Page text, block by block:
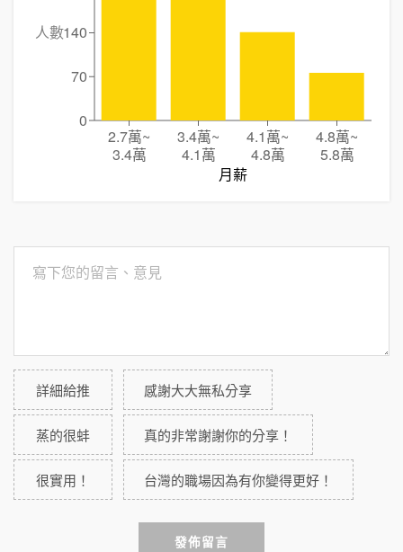
2.7萬~
3.4萬
3.4萬~
4.1萬
4.1萬~
4.8萬
4.8萬~
5.8萬
月薪
0
70
140
人數
詳細給推 感謝大大無私分享
蒸的很蚌 真的非常謝謝你的分享！
很實用！ 台灣的職場因為有你變得更好！
發佈留言